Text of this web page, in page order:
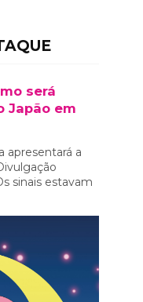
será
Japão em
apresentará a
sinais estavam